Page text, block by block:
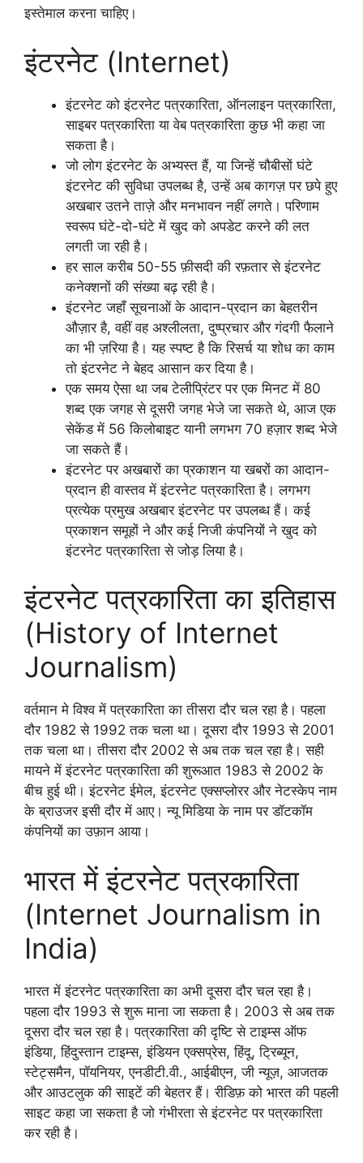
इस्तेमाल करना चाहिए।
इंटरनेट (Internet)
इंटरनेट को इंटरनेट पत्रकारिता, ऑनलाइन पत्रकारिता,
साइबर पत्रकारिता या वेब पत्रकारिता कुछ भी कहा जा
सकता है।
जो लोग इंटरनेट के अभ्यस्त हैं, या जिन्हें चौबीसों घंटे
इंटरनेट की सुविधा उपलब्ध है, उन्हें अब कागज़ पर छपे हुए
अखबार उतने ताज़े और मनभावन नहीं लगते। परिणाम
स्वरूप घंटे-दो-घंटे में खुद को अपडेट करने की लत
लगती जा रही है।
हर साल करीब 50-55 फ़ीसदी की रफ़तार से इंटरनेट
कनेक्शनों की संख्या बढ़ रही है।
इंटरनेट जहाँ सूचनाओं के आदान-प्रदान का बेहतरीन
औज़ार है, वहीं वह अश्लीलता, दुष्प्रचार और गंदगी फैलाने
का भी ज़रिया है। यह स्पष्ट है कि रिसर्च या शोध का काम
तो इंटरनेट ने बेहद आसान कर दिया है।
एक समय ऐसा था जब टेलीप्रिंटर पर एक मिनट में 80
शब्द एक जगह से दूसरी जगह भेजे जा सकते थे, आज एक
सेकेंड में 56 किलोबाइट यानी लगभग 70 हज़ार शब्द भेजे
जा सकते हैं।
इंटरनेट पर अखबारों का प्रकाशन या खबरों का आदान-
प्रदान ही वास्तव में इंटरनेट पत्रकारिता है। लगभग
प्रत्येक प्रमुख अखबार इंटरनेट पर उपलब्ध हैं। कई
प्रकाशन समूहों ने और कई निजी कंपनियों ने खुद को
इंटरनेट पत्रकारिता से जोड़ लिया है।
इंटरनेट पत्रकारिता का इतिहास
(History of Internet
Journalism)
वर्तमान मे विश्व में पत्रकारिता का तीसरा दौर चल रहा है। पहला
दौर 1982 से 1992 तक चला था। दूसरा दौर 1993 से 2001
तक चला था। तीसरा दौर 2002 से अब तक चल रहा है। सही
मायने में इंटरनेट पत्रकारिता की शुरूआत 1983 से 2002 के
बीच हुई थी। इंटरनेट ईमेल, इंटरनेट एक्सप्लोरर और नेटस्केप नाम
के ब्राउजर इसी दौर में आए। न्यू मिडिया के नाम पर डॉटकॉम
कंपनियों का उफ़ान आया।
भारत में इंटरनेट पत्रकारिता
(Internet Journalism in
India)
भारत में इंटरनेट पत्रकारिता का अभी दूसरा दौर चल रहा है।
पहला दौर 1993 से शुरू माना जा सकता है। 2003 से अब तक
दूसरा दौर चल रहा है। पत्रकारिता की दृष्टि से टाइम्स ऑफ
इंडिया, हिंदुस्तान टाइम्स, इंडियन एक्सप्रेस, हिंदू, ट्रिब्यून,
स्टेट्समैन, पॉयनियर, एनडीटी.वी., आईबीएन, जी न्यूज़, आजतक
और आउटलुक की साइटें की बेहतर हैं। रीडिफ़ को भारत की पहली
साइट कहा जा सकता है जो गंभीरता से इंटरनेट पर पत्रकारिता
कर रही है।